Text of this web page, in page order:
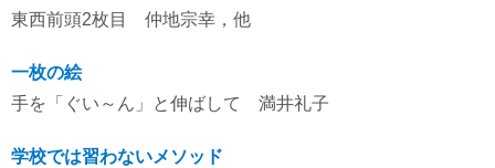
東西前頭2枚目 仲地宗幸，他
一枚の絵
手を「ぐい～ん」と伸ばして 満井礼子
学校では習わないメソッド